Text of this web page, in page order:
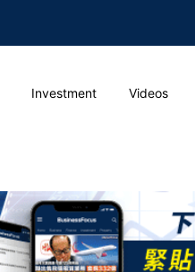
Investment Videos